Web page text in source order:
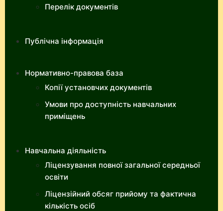
Перелік документів
Публічна інформація
Нормативно-правова база
Копії установчих документів
Умови про доступність навчальних
приміщень
Навчальна діяльність
Ліцензування повної загальної середньої
освіти
Ліцензійний обсяг прийому та фактична
кількість осіб